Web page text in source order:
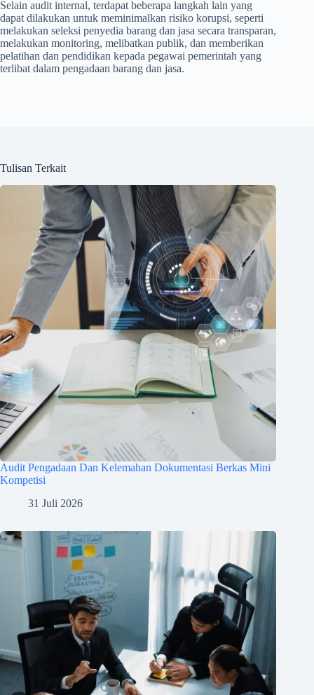
Selain audit internal, terdapat beberapa langkah lain yang
dapat dilakukan untuk meminimalkan risiko korupsi, seperti
melakukan seleksi penyedia barang dan jasa secara transparan,
melakukan monitoring, melibatkan publik, dan memberikan
pelatihan dan pendidikan kepada pegawai pemerintah yang
terlibat dalam pengadaan barang dan jasa.
Tulisan Terkait
Audit Pengadaan Dan Kelemahan Dokumentasi Berkas Mini
Kompetisi
31 Juli 2026